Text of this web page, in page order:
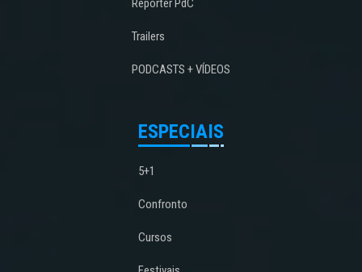
Trailers
PODCASTS + VÍDEOS
ESPECIAIS
5+1
Confronto
Cursos